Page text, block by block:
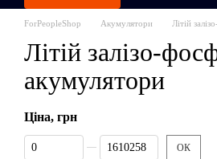
ForPeopleShop Акумулятори Літій
Літій залізо-
акумулятори
Ціна, грн
Від Ціна, грн
До Ціна, грн
ОК